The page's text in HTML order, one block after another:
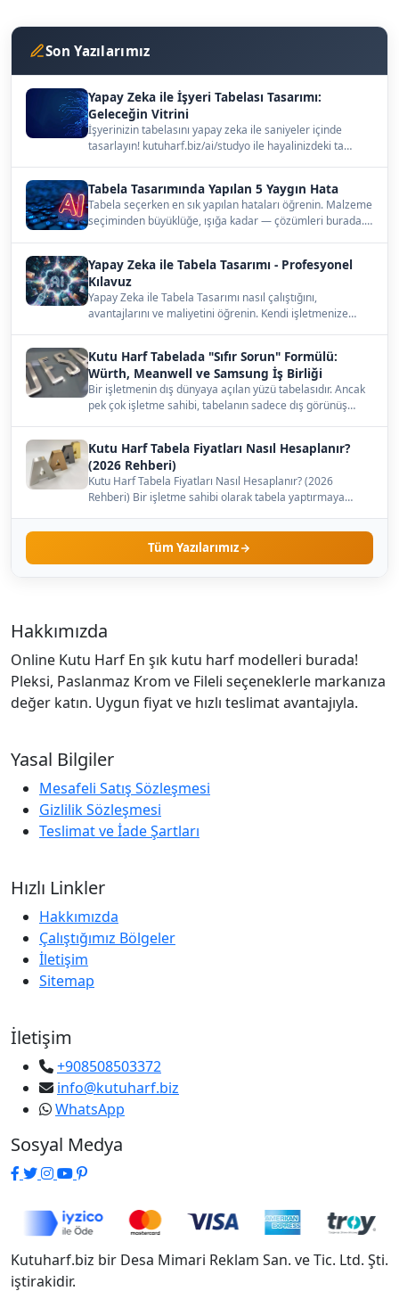
Son Yazılarımız
Yapay Zeka ile İşyeri Tabelası Tasarımı:
Geleceğin Vitrini
İşyerinizin tabelasını yapay zeka ile saniyeler içinde
tasarlayın! kutuharf.biz/ai/studyo ile hayalinizdeki ta…
Tabela Tasarımında Yapılan 5 Yaygın Hata
Tabela seçerken en sık yapılan hataları öğrenin. Malzeme
seçiminden büyüklüğe, ışığa kadar — çözümleri burada.…
Yapay Zeka ile Tabela Tasarımı - Profesyonel
Kılavuz
Yapay Zeka ile Tabela Tasarımı nasıl çalıştığını,
avantajlarını ve maliyetini öğrenin. Kendi işletmenize
Kutu Harf Tabelada "Sıfır Sorun" Formülü:
Würth, Meanwell ve Samsung İş Birliği
Bir işletmenin dış dünyaya açılan yüzü tabelasıdır. Ancak
pek çok işletme sahibi, tabelanın sadece dış görünüş…
Kutu Harf Tabela Fiyatları Nasıl Hesaplanır?
(2026 Rehberi)
Kutu Harf Tabela Fiyatları Nasıl Hesaplanır? (2026
Rehberi) Bir işletme sahibi olarak tabela yaptırmaya
Tüm Yazılarımız
Hakkımızda
Online Kutu Harf En şık kutu harf modelleri burada!
Pleksi, Paslanmaz Krom ve Fileli seçeneklerle markanıza
değer katın. Uygun fiyat ve hızlı teslimat avantajıyla.
Yasal Bilgiler
Mesafeli Satış Sözleşmesi
Gizlilik Sözleşmesi
Teslimat ve İade Şartları
Hızlı Linkler
Hakkımızda
Çalıştığımız Bölgeler
İletişim
Sitemap
İletişim
+908508503372
info@kutuharf.biz
WhatsApp
Sosyal Medya
Kutuharf.biz bir Desa Mimari Reklam San. ve Tic. Ltd. Şti.
iştirakidir.